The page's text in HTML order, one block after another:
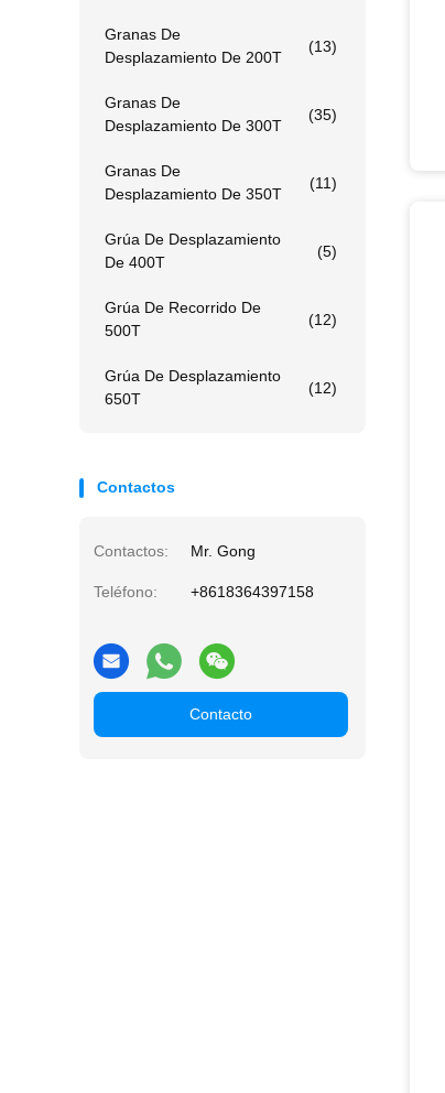
Granas De
Desplazamiento De 200T
(13)
Granas De
Desplazamiento De 300T
(35)
Granas De
Desplazamiento De 350T
(11)
Grúa De Desplazamiento
De 400T
(5)
Grúa De Recorrido De
500T
(12)
Grúa De Desplazamiento
650T
(12)
Contactos
Contactos: Mr. Gong
Teléfono: +8618364397158
Contacto